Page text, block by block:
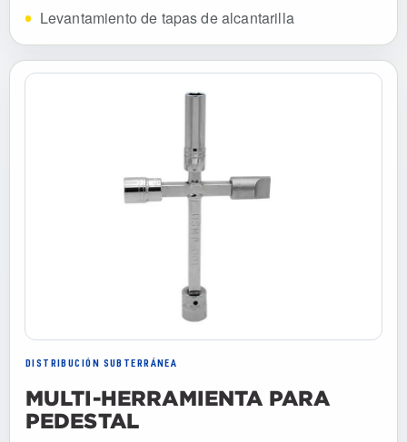
Levantamiento de tapas de alcantarilla
DISTRIBUCIÓN SUBTERRÁNEA
MULTI-HERRAMIENTA PARA
PEDESTAL